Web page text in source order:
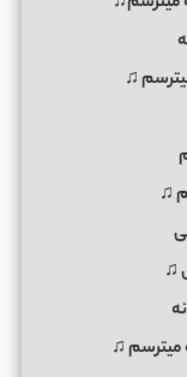
♫
♫
♫
میترسم ♫